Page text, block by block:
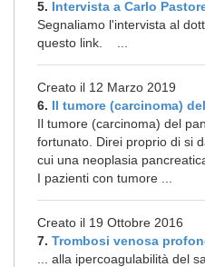
5. Intervista a Carlo
Segnaliamo l'intervista al
questo link. ...
Creato il 12 Marzo 2019
6. Il tumore (carcinoma)
Il tumore (carcinoma) del
fortunato. Direi proprio di si
cui una neoplasia
I pazienti con tumore ...
Creato il 19 Ottobre 2016
7. Trombosi venosa
... alla ipercoagulabilità del